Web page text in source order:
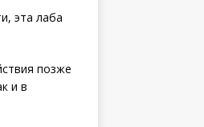
эта лаба
позже
и в